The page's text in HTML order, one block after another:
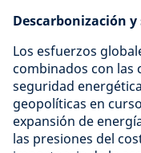
Descarbonización
Los esfuerzos
combinados con las
seguridad
geopolíticas en
expansión de
las presiones del